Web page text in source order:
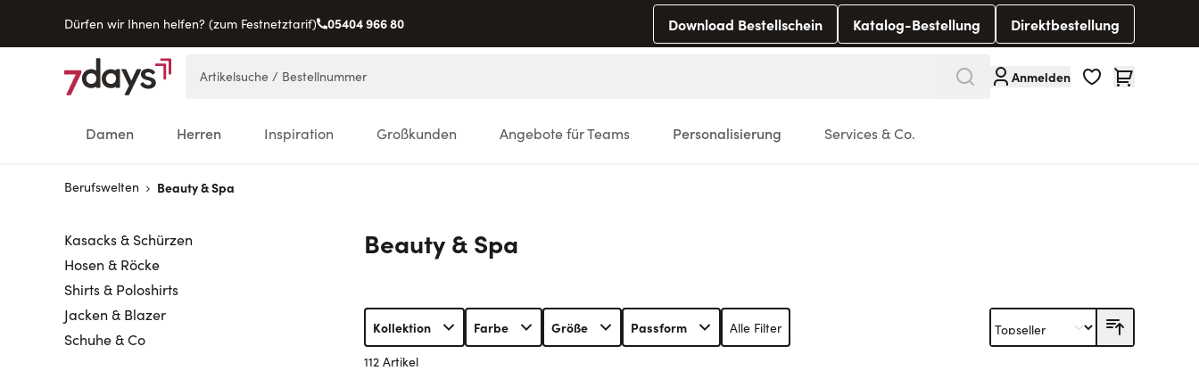
Dürfen wir Ihnen helfen? (zum Festnetztarif) 05404 966 80 Download Bestellschein Katalog-Bestellung Direktbestellung
Direkt zum Inhalt
Anmelden Warenkorb
Damen Herren Inspiration Großkunden Angebote für Teams Personalisierung Services & Co.
Berufswelten Beauty & Spa
Beauty & Spa
Kasacks & Schürzen
Hosen & Röcke
Shirts & Poloshirts
Jacken & Blazer
Schuhe & Co
Kollektion Farbe Größe Passform Alle Filter
112 Artikel